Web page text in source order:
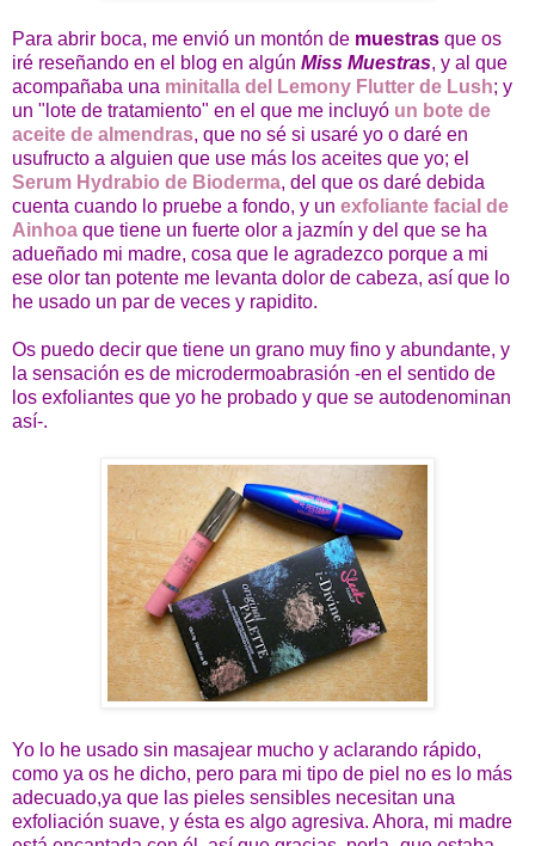
Para abrir boca, me envió un montón de muestras que os
iré reseñando en el blog en algún Miss Muestras, y al que
acompañaba una minitalla del Lemony Flutter de Lush; y
un "lote de tratamiento" en el que me incluyó un bote de
aceite de almendras, que no sé si usaré yo o daré en
usufructo a alguien que use más los aceites que yo; el
Serum Hydrabio de Bioderma, del que os daré debida
cuenta cuando lo pruebe a fondo, y un exfoliante facial de
Ainhoa que tiene un fuerte olor a jazmín y del que se ha
adueñado mi madre, cosa que le agradezco porque a mi
ese olor tan potente me levanta dolor de cabeza, así que lo
he usado un par de veces y rapidito.
Os puedo decir que tiene un grano muy fino y abundante, y
la sensación es de microdermoabrasión -en el sentido de
los exfoliantes que yo he probado y que se autodenominan
así-.
Yo lo he usado sin masajear mucho y aclarando rápido,
como ya os he dicho, pero para mi tipo de piel no es lo más
adecuado,ya que las pieles sensibles necesitan una
exfoliación suave, y ésta es algo agresiva. Ahora, mi madre